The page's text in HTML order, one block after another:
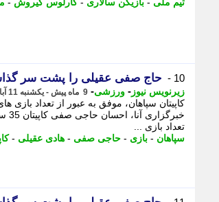
10 - حاج صفی عقیلی را پشت سر گذاشت/ 2 بازی تا
زیرنویس نیوز - ورزشی- 9 ماه پیش - یکشنبه 11 آبان 1404، 01:22
کاپیتان سپاهان، موفق به عبور از تعداد
تعداد بازی ...
سپاهان - بازی - حاجی صفی - هادی عقیلی -